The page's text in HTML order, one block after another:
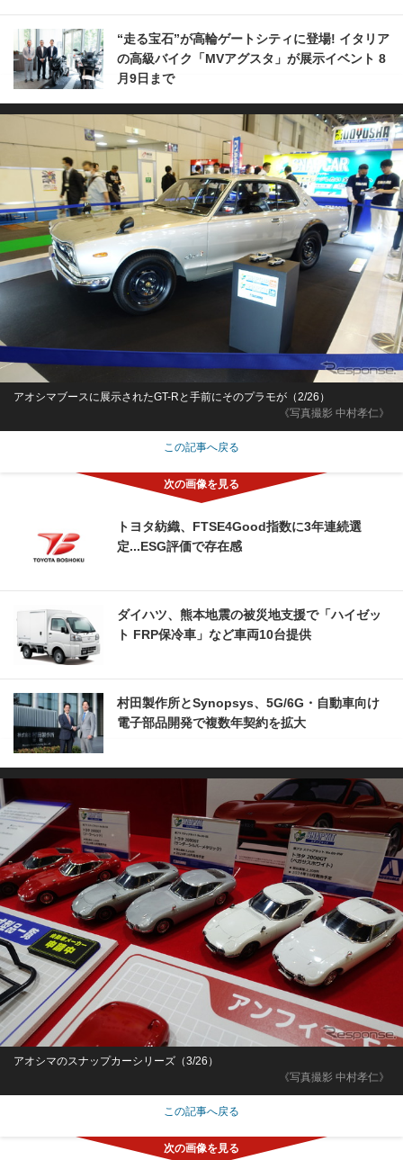
“走る宝石”が高輪ゲートシティに登場! イタリア
の高級バイク「MVアグスタ」が展示イベント 8
月9日まで
《写真撮影 中村孝仁》
アオシマブースに展示されたGT-Rと手前にそのプラモが（2/26）
この記事へ戻る
トヨタ紡織、FTSE4Good指数に3年連続選
定...ESG評価で存在感
ダイハツ、熊本地震の被災地支援で「ハイゼッ
ト FRP保冷車」など車両10台提供
村田製作所とSynopsys、5G/6G・自動車向け
電子部品開発で複数年契約を拡大
《写真撮影 中村孝仁》
アオシマのスナップカーシリーズ（3/26）
この記事へ戻る